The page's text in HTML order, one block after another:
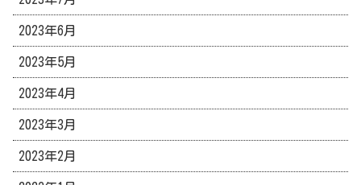
2023年6月
2023年5月
2023年4月
2023年3月
2023年2月